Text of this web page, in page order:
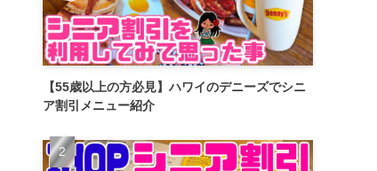
【55歳以上の方必見】ハワイのデニーズでシニ
ア割引メニュー紹介